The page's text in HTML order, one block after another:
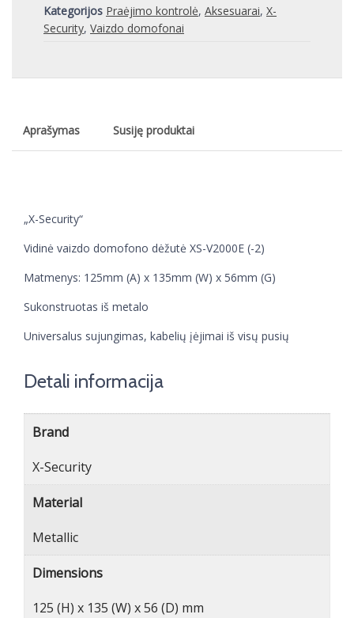
Kategorijos Praėjimo kontrolė, Aksesuarai, X-
Security, Vaizdo domofonai
Aprašymas Susiję produktai
„X-Security“
Vidinė vaizdo domofono dėžutė XS-V2000E (-2)
Matmenys: 125mm (A) x 135mm (W) x 56mm (G)
Sukonstruotas iš metalo
Universalus sujungimas, kabelių įėjimai iš visų pusių
Detali informacija
Brand
X-Security
Material
Metallic
Dimensions
125 (H) x 135 (W) x 56 (D) mm